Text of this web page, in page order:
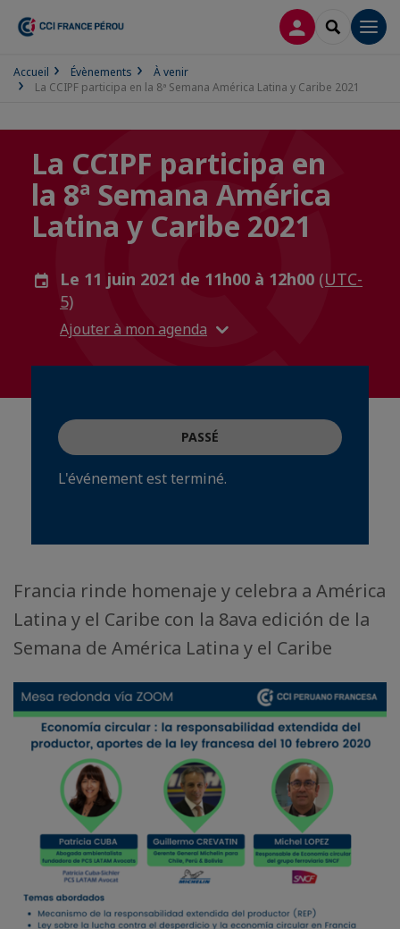
CONNEXION
Accueil Évènements
À venir
La CCIPF participa en la 8ª Semana América Latina y Caribe 2021
La CCIPF participa en
la 8ª Semana América
Latina y Caribe 2021
Le 11 juin 2021 de 11h00 à 12h00 (UTC-
5)
Ajouter à mon agenda
PASSÉ
L'événement est terminé.
Francia rinde homenaje y celebra a América
Latina y el Caribe con la 8ava edición de la
Semana de América Latina y el Caribe